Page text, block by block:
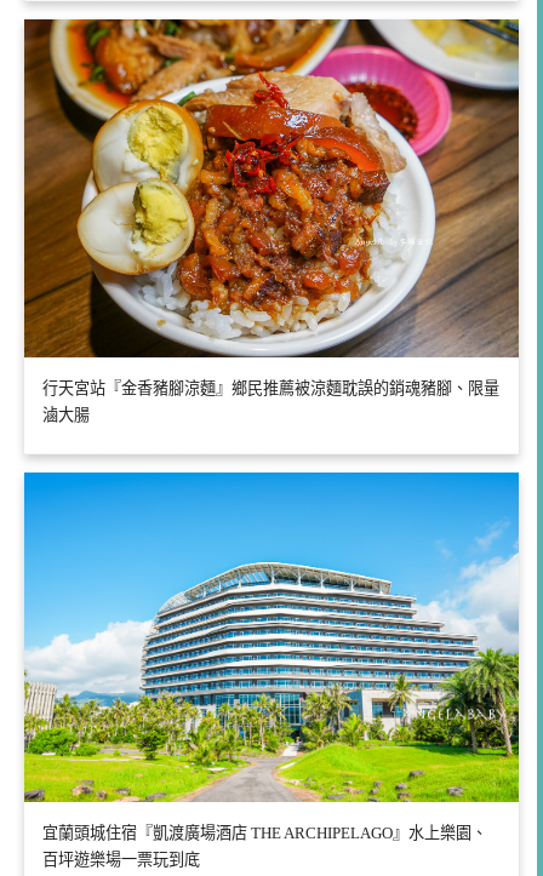
行天宮站『金香豬腳涼麵』鄉民推薦被涼麵耽誤的銷魂豬腳、限量
滷大腸
宜蘭頭城住宿『凱渡廣場酒店 THE ARCHIPELAGO』水上樂園、
百坪遊樂場一票玩到底